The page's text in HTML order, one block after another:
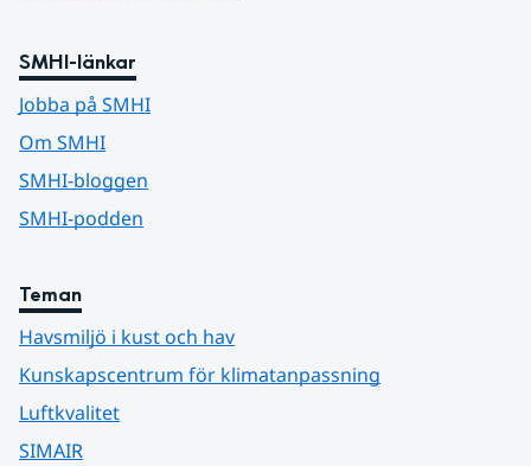
SMHI-länkar
Jobba på SMHI
Om SMHI
SMHI-bloggen
SMHI-podden
Teman
Havsmiljö i kust och hav
Kunskapscentrum för klimatanpassning
Luftkvalitet
SIMAIR